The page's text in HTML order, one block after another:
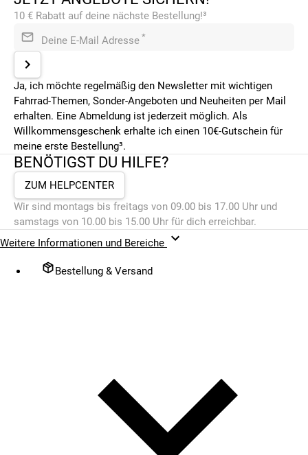
10 € Rabatt auf deine nächste Bestellung!³
Deine E-Mail Adresse *
Ja, ich möchte regelmäßig den Newsletter mit wichtigen
Fahrrad-Themen, Sonder-Angeboten und Neuheiten per Mail
erhalten. Eine Abmeldung ist jederzeit möglich. Als
Willkommensgeschenk erhalte ich einen 10€-Gutschein für
meine erste Bestellung³.
BENÖTIGST DU HILFE?
ZUM HELPCENTER
Wir sind montags bis freitags von 09.00 bis 17.00 Uhr und
samstags von 10.00 bis 15.00 Uhr für dich erreichbar.
Weitere Informationen und Bereiche
Bestellung & Versand